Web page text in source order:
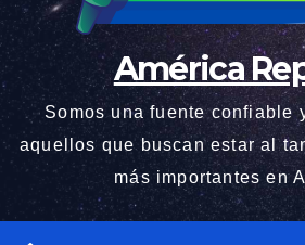
América
Somos una fuente confiable
aquellos que buscan estar al
más importantes en